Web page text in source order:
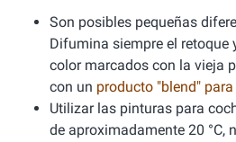
Son posibles pequeñas
Difumina siempre el retoque
color marcados con la vieja
con un producto "blend"
Utilizar las pinturas para
de aproximadamente 20 °C,